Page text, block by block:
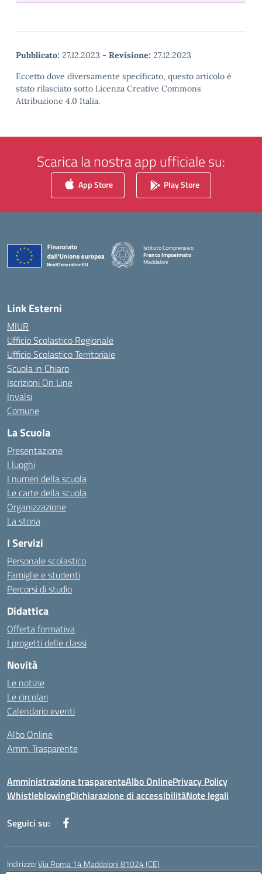
Pubblicato: 27.12.2023 - Revisione: 27.12.2023
Eccetto dove diversamente specificato, questo articolo è
stato rilasciato sotto Licenza Creative Commons
Attribuzione 4.0 Italia.
Scarica la nostra app ufficiale su:
App Store Play Store
Istituto Comprensivo
Franco Imposimato
Maddaloni
Link Esterni
MIUR
Ufficio Scolastico Regionale
Ufficio Scolastico Territoriale
Scuola in Chiaro
Iscrizioni On Line
Invalsi
Comune
La Scuola
Presentazione
I luoghi
I numeri della scuola
Le carte della scuola
Organizzazione
La storia
I Servizi
Personale scolastico
Famiglie e studenti
Percorsi di studio
Didattica
Offerta formativa
I progetti delle classi
Novità
Le notizie
Le circolari
Calendario eventi
Albo Online
Amm. Trasparente
Amministrazione trasparenteAlbo OnlinePrivacy Policy
WhistleblowingDichiarazione di accessibilitàNote legali
Seguici su:
Indirizzo:Via Roma 14 Maddaloni 81024 (CE)